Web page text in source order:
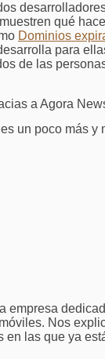
qué
Dominios
para
de las
a Agora
un poco más y
empresa
Nos
las que ya